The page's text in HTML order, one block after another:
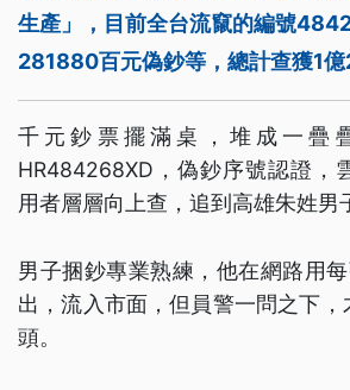
生產」，目前全台流竄的編號
281880百元偽鈔等，總計查獲1億
千元鈔票擺滿桌，堆成一疊
HR484268XD，偽鈔序號認證，
用者層層向上查，追到高雄朱姓男
男子捆鈔專業熟練，他在網路用
出，流入市面，但員警一問之下
頭。